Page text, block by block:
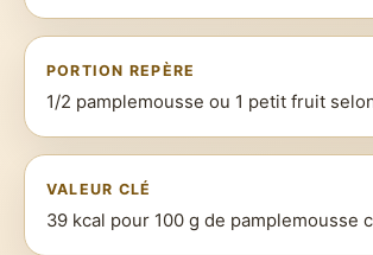
PORTION REPÈRE
1/2 pamplemousse ou 1 petit fruit
VALEUR CLÉ
39 kcal pour 100 g de pamplemousse